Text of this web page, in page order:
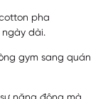
pha
dài.
gym sang quán